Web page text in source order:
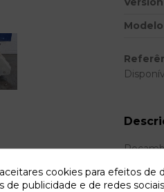
Modelo
cookies para efeitos de
de publicidade e de redes